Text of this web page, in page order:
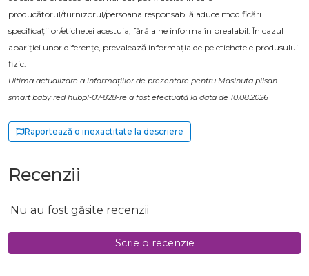
producătorul/furnizorul/persoana responsabilă aduce modificări
specificațiilor/etichetei acestuia, fără a ne informa în prealabil. În cazul
apariției unor diferențe, prevalează informația de pe etichetele produsului
fizic.
Ultima actualizare a informațiilor de prezentare pentru Masinuta pilsan
smart baby red hubpl-07-828-re a fost efectuată la data de 10.08.2026
Raportează o inexactitate la descriere
Recenzii
Nu au fost găsite recenzii
Scrie o recenzie